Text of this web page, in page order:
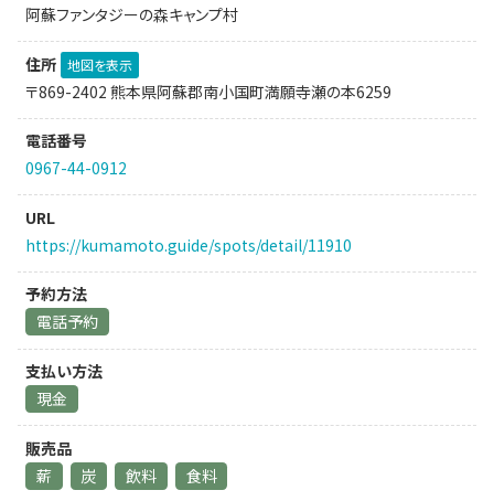
阿蘇ファンタジーの森キャンプ村
住所 地図を表示
〒869-2402 熊本県阿蘇郡南小国町満願寺瀬の本6259
電話番号
0967-44-0912
URL
https://kumamoto.guide/spots/detail/11910
予約方法
電話予約
支払い方法
現金
販売品
薪
炭 飲料 食料